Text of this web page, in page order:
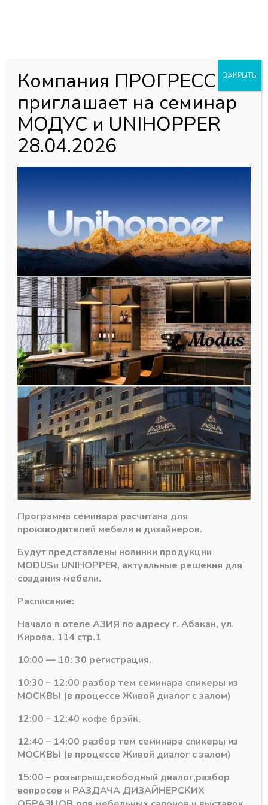
Главная страница Магазин» Распродажа »Мебельная
фурнитура» Подпятники
Подпятники
Подпятники
Подпятник
пластиковый h-
35мм, черный
В наличии
8,00₽
Артикул:
Отображение единственного товара
#MODUS 6 #Система DTC 3
#Алюминиевый Профиль 2 #серии MF
Компания ПРОГРЕСС
приглашает на семинар
МОДУС и UNIHOPPER
28.04.2026
Программа семинара расчитана для
производителей мебели и дизайнеров.
Будут представлены новинки продукции
MODUSи UNIHOPPER, актуальные решения для
создания мебели.
Расписание:
Начало в отеле АЗИЯ по адресу г. Абакан, ул.
Кирова, 114 стр.1
10:00 — 10: 30 регистрация.
10:30 – 12:00 разбор тем семинара спикеры из
МОСКВЫ (в процессе Живой диалог с залом)
12:00 – 12:40 кофе брэйк.
12:40 – 14:00 разбор тем семинара спикеры из
МОСКВЫ (в процессе Живой диалог с залом)
15:00 – розыгрыш,свободный диалог,разбор
вопросов и РАЗДАЧА ДИЗАЙНЕРСКИХ
ЗАКРЫТЬ